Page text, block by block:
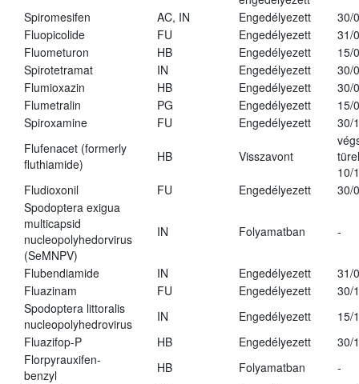
Spiromesifen
AC, IN Engedélyezett
30/
Fluopicolide
FU Engedélyezett
31/
Fluometuron
HB Engedélyezett
15/
Spirotetramat
IN Engedélyezett
30/
Flumioxazin
HB Engedélyezett
30/
Flumetralin
PG Engedélyezett
15/
Spiroxamine
FU Engedélyezett
30/
Flufenacet (formerly
fluthiamide)
HB Visszavont
10/
Fludioxonil
FU Engedélyezett
30/
Spodoptera exigua
multicapsid
nucleopolyhedorvirus
(SeMNPV)
IN Folyamatban -
Flubendiamide IN Engedélyezett
31/
Fluazinam
FU Engedélyezett
30/
Spodoptera littoralis
nucleopolyhedrovirus
IN Engedélyezett
15/
Fluazifop-P
HB Engedélyezett
30/
Florpyrauxifen-
benzyl
HB Folyamatban
-